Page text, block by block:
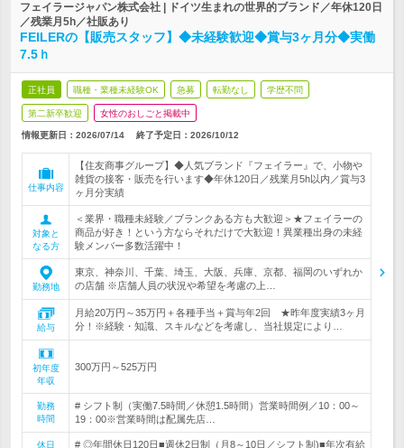
フェイラージャパン株式会社 | ドイツ生まれの世界的ブランド／年休120日
／残業月5h／社販あり
FEILERの【販売スタッフ】◆未経験歓迎◆賞与3ヶ月分◆実働
7.5ｈ
正社員 職種・業種未経験OK 急募 転勤なし 学歴不問
第二新卒歓迎 女性のおしごと掲載中
情報更新日：2026/07/14 終了予定日： 2026/10/12
仕事内容
【住友商事グループ】◆人気ブランド『フェイラー』で、小物や
雑貨の接客・販売を行います◆年休120日／残業月5h以内／賞与3
ヶ月分実績
対象と
なる方
＜業界・職種未経験／ブランクある方も大歓迎＞★フェイラーの
商品が好き！という方ならそれだけで大歓迎！異業種出身の未経
験メンバー多数活躍中！
勤務地
東京、神奈川、千葉、埼玉、大阪、兵庫、京都、福岡のいずれか
の店舗 ※店舗人員の状況や希望を考慮の上…
給与
月給20万円～35万円＋各種手当＋賞与年2回 ★昨年度実績3ヶ月
分！※経験・知識、スキルなどを考慮し、当社規定により…
初年度
年収
300万円～525万円
勤務
時間
# シフト制（実働7.5時間／休憩1.5時間）営業時間例／10：00～
19：00※営業時間は配属先店…
休日
# ◎年間休日120日■週休2日制（月8～10日／シフト制)■年次有給